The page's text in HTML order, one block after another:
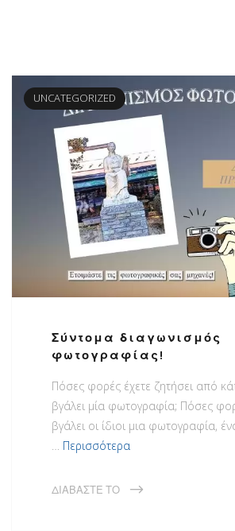
UNCATEGORIZED
Σύντομα διαγωνισμός
φωτογραφίας!
Πόσες φορές έχετε ζητήσει από
βγάλει μία φωτογραφία; Πόσες
βγάλει οι ίδιοι μια φωτογραφία,
Περισσότερα
ΔΙΑΒΆΣΤΕ ΤΟ